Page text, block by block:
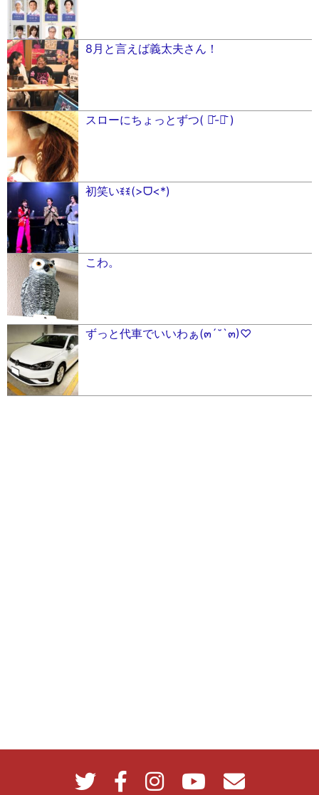
8月と言えば義太夫さん！
スローにちょっとずつ( ･᷄-･᷅ )
初笑いꉂꉂ(>ᗜ<*)
こわ。
ずっと代車でいいわぁ(๓´˘`๓)♡